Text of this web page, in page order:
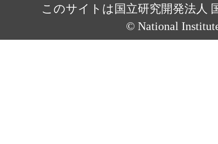
このサイトは国立研究開発法人
© National